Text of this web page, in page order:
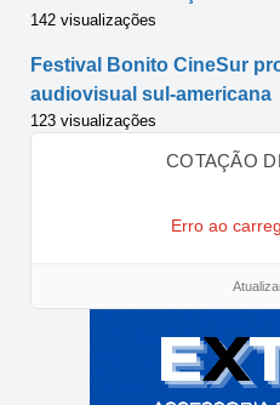
142 visualizações
Festival Bonito CineSur
audiovisual sul-americana
123 visualizações
COTAÇÃO
Erro ao